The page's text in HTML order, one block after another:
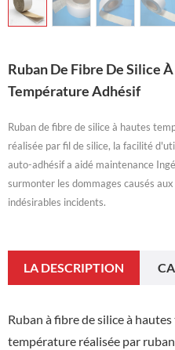
Ruban De Fibre De Silice
Température Adhésif
Ruban de fibre de silice à hautes
réalisée par fil de silice, la facilité
auto-adhésif a aidé maintenance
surmonter les dommages causés
indésirables incidents.
LA DESCRIPTION
Ruban à fibre de silice à
température réalisée par